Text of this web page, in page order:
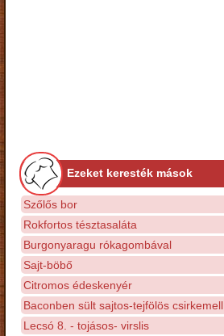
Ezeket keresték mások
Szőlős bor
Rokfortos tésztasaláta
Burgonyaragu rókagombával
Sajt-böbő
Citromos édeskenyér
Baconben sült sajtos-tejfölös csirkemell
Lecsó 8. - tojásos- virslis